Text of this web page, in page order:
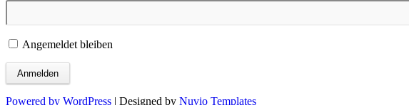
Angemeldet bleiben
Powered by WordPress | Designed by Nuvio Templates